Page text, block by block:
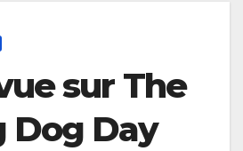
sur The
Dog Day